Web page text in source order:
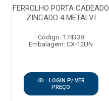
FERROLHO PORTA CADEADO
ZINCADO 4 METALVI
Código: 174338
Embalagem: CX-12UN
LOGIN P/ VER
PREÇO